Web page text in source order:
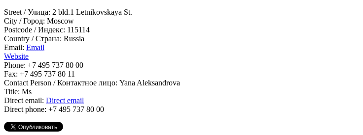
Street / Улица: 2 bld.1 Letnikovskaya St.
City / Город: Moscow
Postcode / Индекс: 115114
Country / Страна: Russia
Email: Email
Website
Phone: +7 495 737 80 00
Fax: +7 495 737 80 11
Contact Person / Контактное лицо: Yana Aleksandrova
Title: Ms
Direct email: Direct email
Direct phone: +7 495 737 80 00